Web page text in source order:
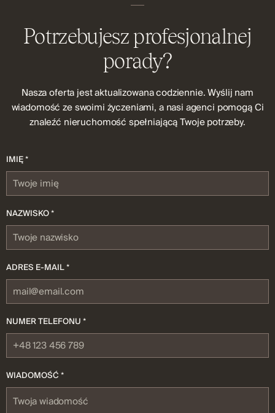
Potrzebujesz profesjonalnej
porady?
Nasza oferta jest aktualizowana codziennie. Wyślij nam
wiadomość ze swoimi życzeniami, a nasi agenci pomogą Ci
znaleźć nieruchomość spełniającą Twoje potrzeby.
IMIĘ *
NAZWISKO *
ADRES E-MAIL *
NUMER TELEFONU *
WIADOMOŚĆ *